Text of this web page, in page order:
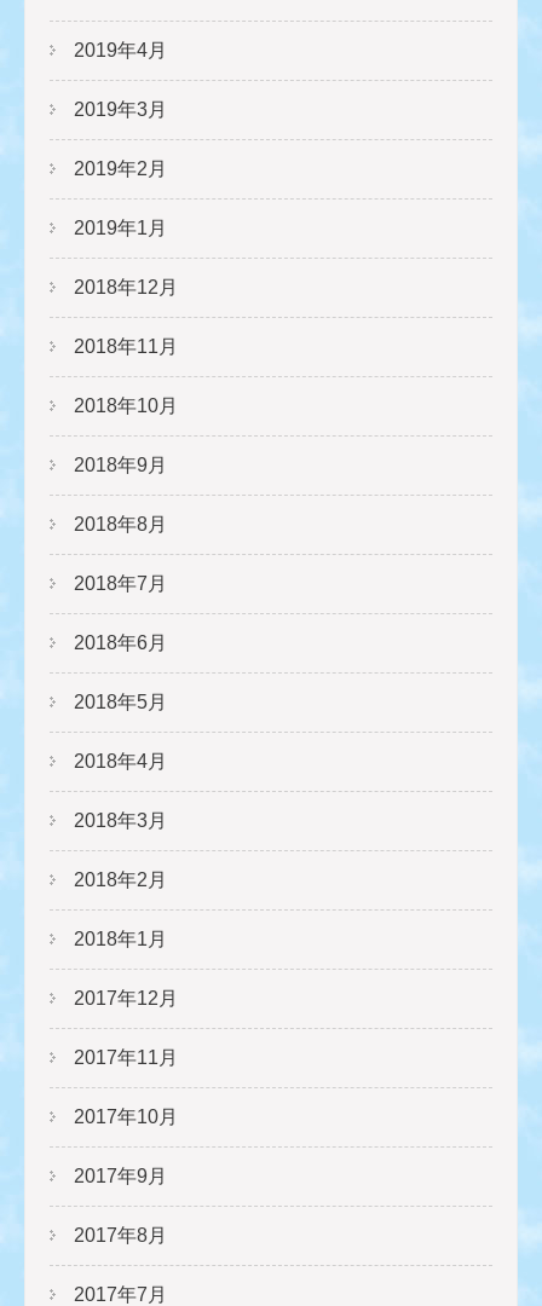
2019年4月
2019年3月
2019年2月
2019年1月
2018年12月
2018年11月
2018年10月
2018年9月
2018年8月
2018年7月
2018年6月
2018年5月
2018年4月
2018年3月
2018年2月
2018年1月
2017年12月
2017年11月
2017年10月
2017年9月
2017年8月
2017年7月